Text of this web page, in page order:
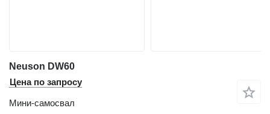
Neuson DW60
Цена по запросу
Мини-самосвал